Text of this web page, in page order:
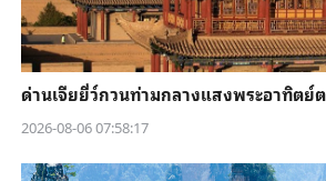
ด่านเจียยี่ว์กวนท่ามกลางแสงพระอาทิตย์
2026-08-06 07:58:17